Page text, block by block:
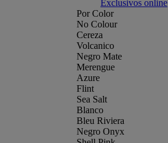
Exclusivos online
Por Color
No Colour
Cereza
Volcanico
Negro Mate
Merengue
Azure
Flint
Sea Salt
Blanco
Bleu Riviera
Negro Onyx